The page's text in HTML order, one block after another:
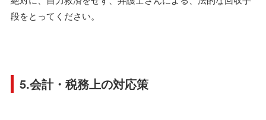
段をとってください。
5.会計・税務上の対応策